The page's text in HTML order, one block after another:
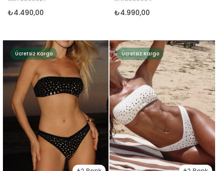
₺4.490,00 ₺4.990,00
Ücretsiz Kargo Ücretsiz Kargo